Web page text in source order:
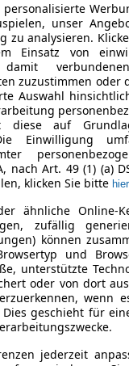
unser
zu analysieren.
Einsatz von
zuzustimmen oder
Auswahl
diese auf
Einwilligung
nach Art. 49 (1) (a)
klicken Sie bitte hier
ähnliche Online-
zufällig
können
und
unterstützte
oder von dort
wenn
geschieht für
jederzeit